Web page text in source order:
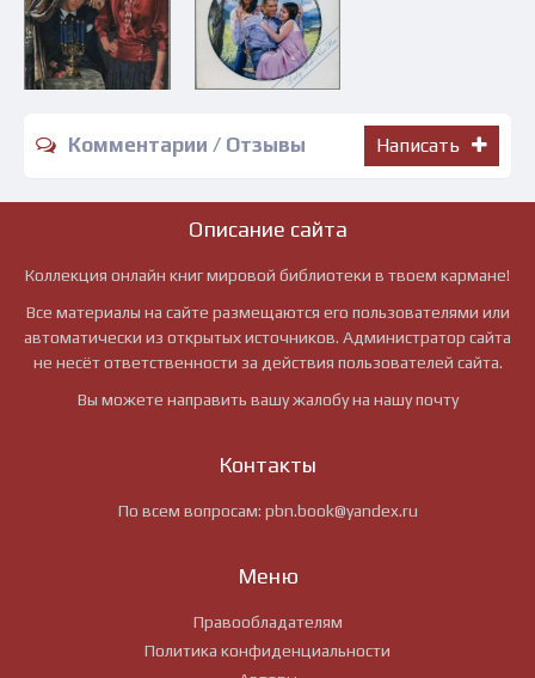
Комментарии / Отзывы Написать
Описание сайта
Коллекция онлайн книг мировой библиотеки в твоем кармане!
Все материалы на сайте размещаются его пользователями или
автоматически из открытых источников. Администратор сайта
не несёт ответственности за действия пользователей сайта.
Вы можете направить вашу жалобу на нашу почту
Контакты
По всем вопросам: pbn.book@yandex.ru
Меню
Правообладателям
Политика конфиденциальности